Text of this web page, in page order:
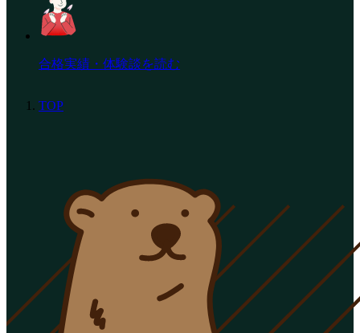
合格実績・体験談を読む
TOP